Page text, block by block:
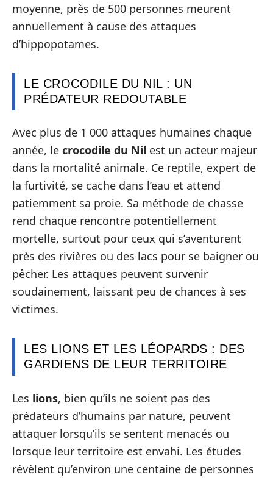
moyenne, près de 500 personnes meurent
annuellement à cause des attaques
d’hippopotames.
LE CROCODILE DU NIL : UN
PRÉDATEUR REDOUTABLE
Avec plus de 1 000 attaques humaines chaque
année, le crocodile du Nil est un acteur majeur
dans la mortalité animale. Ce reptile, expert de
la furtivité, se cache dans l’eau et attend
patiemment sa proie. Sa méthode de chasse
rend chaque rencontre potentiellement
mortelle, surtout pour ceux qui s’aventurent
près des rivières ou des lacs pour se baigner ou
pêcher. Les attaques peuvent survenir
soudainement, laissant peu de chances à ses
victimes.
LES LIONS ET LES LÉOPARDS : DES
GARDIENS DE LEUR TERRITOIRE
Les lions, bien qu’ils ne soient pas des
prédateurs d’humains par nature, peuvent
attaquer lorsqu’ils se sentent menacés ou
lorsque leur territoire est envahi. Les études
révèlent qu’environ une centaine de personnes